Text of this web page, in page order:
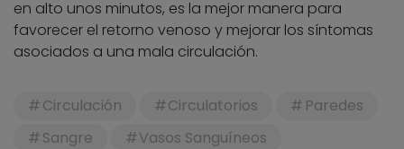
en alto unos minutos, es la mejor manera para
favorecer el retorno venoso y mejorar los síntomas
asociados a una mala circulación.
Circulación Circulatorios
Paredes
Sangre
Vasos Sanguíneos